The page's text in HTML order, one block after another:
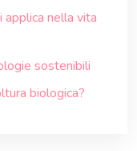
applica nella vita
sostenibili
biologica?